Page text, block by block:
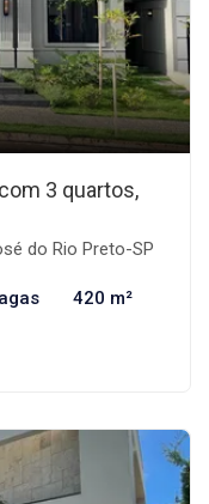
3 quartos,
do Rio Preto-SP
420 m²